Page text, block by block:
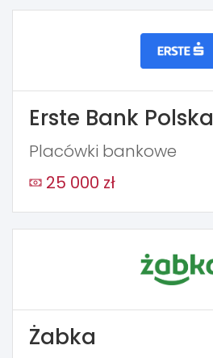
Erste Bank Polska
Placówki bankowe
25 000 zł
Żabka